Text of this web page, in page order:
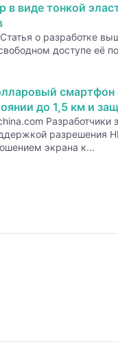
в виде тонкой
о разработке
доступе её
смартфон
до 1,5 км и
Разработчики
разрешения
экрана к…